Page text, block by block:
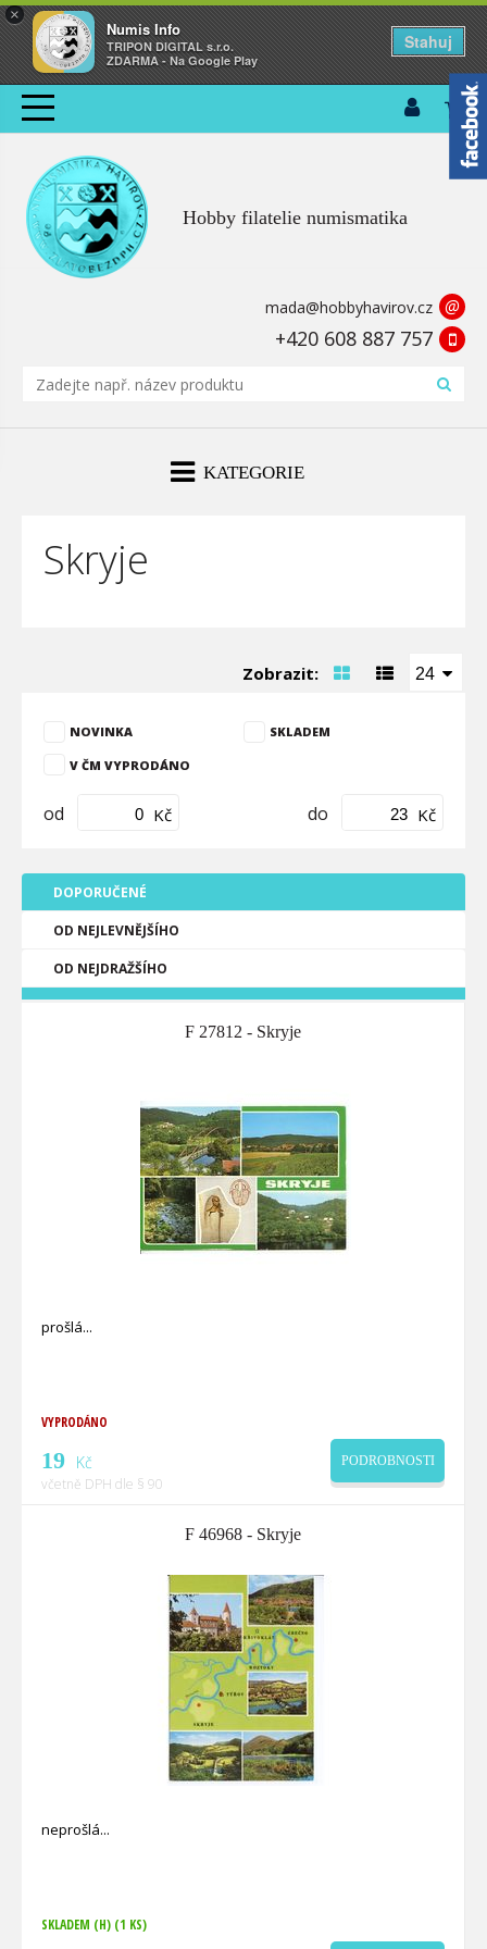
×
Numis Info
TRIPON DIGITAL s.r.o.
ZDARMA - Na Google Play
Stahuj
Hobby filatelie numismatika
mada@hobbyhavirov.cz @
+420 608 887 757
KATEGORIE
Skryje
Zobrazit: 24
NOVINKA SKLADEM
V ČM VYPRODÁNO
od Kč do Kč
DOPORUČENÉ
OD NEJLEVNĚJŠÍHO
OD NEJDRAŽŠÍHO
F 27812 - Skryje
prošlá
VYPRODÁNO
19 Kč
včetně DPH dle § 90
PODROBNOSTI
F 46968 - Skryje
neprošlá
SKLADEM (H) (1 KS)